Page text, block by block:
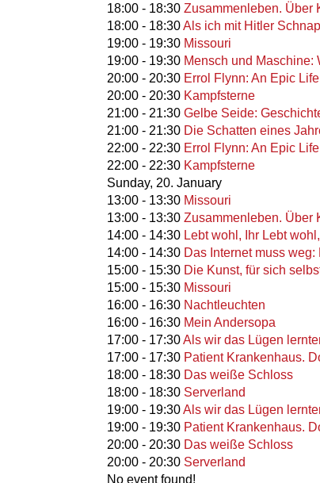
18:00- 18:30 Zusammenleben. Über
18:00- 18:30 Als ich mit Hitler
19:00- 19:30 Missouri
19:00- 19:30 Mensch und
20:00- 20:30 Errol Flynn: An Epic Life
20:00- 20:30 Kampfsterne
21:00- 21:30 Gelbe Seide:
21:00- 21:30 Die Schatten eines
22:00- 22:30 Errol Flynn: An Epic Life
22:00- 22:30 Kampfsterne
Sunday, 20. January
13:00- 13:30 Missouri
13:00- 13:30 Zusammenleben. Über
14:00- 14:30 Lebt wohl, Ihr Lebt
14:00- 14:30 Das Internet muss
15:00- 15:30 Die Kunst, für sich
15:00- 15:30 Missouri
16:00- 16:30 Nachtleuchten
16:00- 16:30 Mein Andersopa
17:00- 17:30 Als wir das Lügen
17:00- 17:30 Patient Krankenhaus.
18:00- 18:30 Das weiße Schloss
18:00- 18:30 Serverland
19:00- 19:30 Als wir das Lügen
19:00- 19:30 Patient Krankenhaus.
20:00- 20:30 Das weiße Schloss
20:00- 20:30 Serverland
No event found!